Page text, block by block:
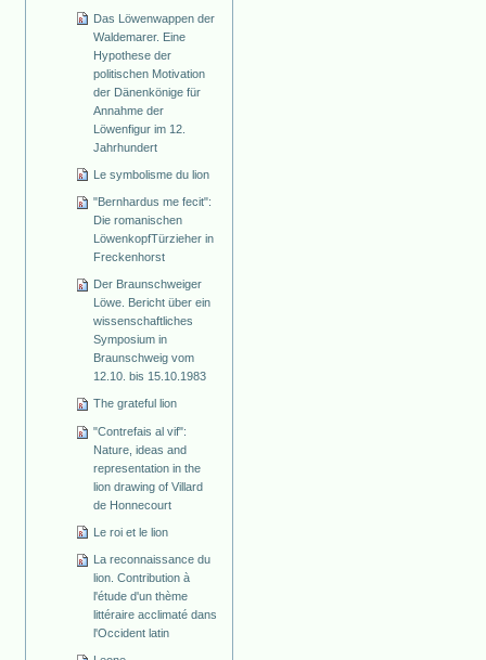
Das Löwenwappen der
Waldemarer. Eine
Hypothese der
politischen Motivation
der Dänenkönige für
Annahme der
Löwenfigur im 12.
Jahrhundert
Le symbolisme du lion
"Bernhardus me fecit":
Die romanischen
Löwenkopf­Türzieher in
Freckenhorst
Der Braunschweiger
Löwe. Bericht über ein
wissenschaftliches
Symposium in
Braunschweig vom
12.10. bis 15.10.1983
The grateful lion
"Contrefais al vif":
Nature, ideas and
representation in the
lion drawing of Villard
de Honnecourt
Le roi et le lion
La reconnaissance du
lion. Contribution à
l'étude d'un thème
littéraire acclimaté dans
l'Occident latin